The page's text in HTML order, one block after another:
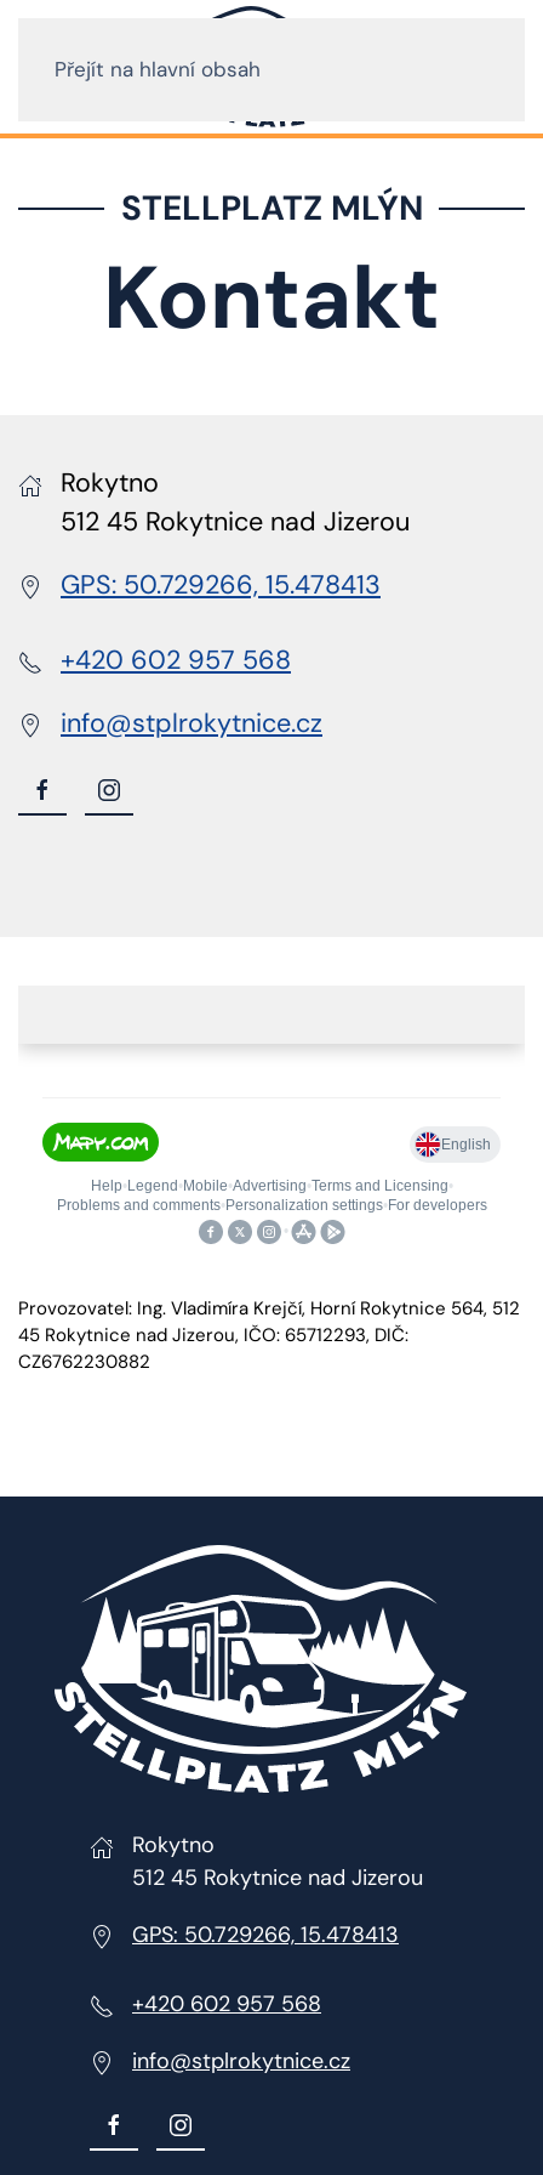
Přejít na hlavní obsah
STELLPLATZ MLÝN
Kontakt
Rokytno
512 45 Rokytnice nad Jizerou
GPS: 50.729266, 15.478413
+420 602 957 568
info@stplrokytnice.cz
Provozovatel: Ing. Vladimíra Krejčí, Horní Rokytnice 564, 512
45 Rokytnice nad Jizerou, IČO: 65712293, DIČ:
CZ6762230882
Rokytno
512 45 Rokytnice nad Jizerou
GPS: 50.729266, 15.478413
+420 602 957 568
info@stplrokytnice.cz